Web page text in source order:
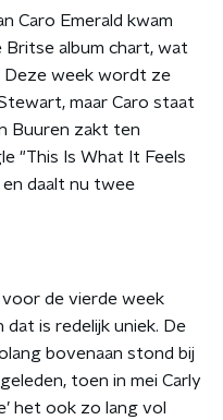
Caro Emerald kwam
Britse album chart, wat
Deze week wordt ze
maar Caro staat
Buuren zakt ten
"This Is What It Feels
daalt nu twee
de vierde week
is redelijk uniek. De
bovenaan stond bij
toen in mei Carly
het ook zo lang vol